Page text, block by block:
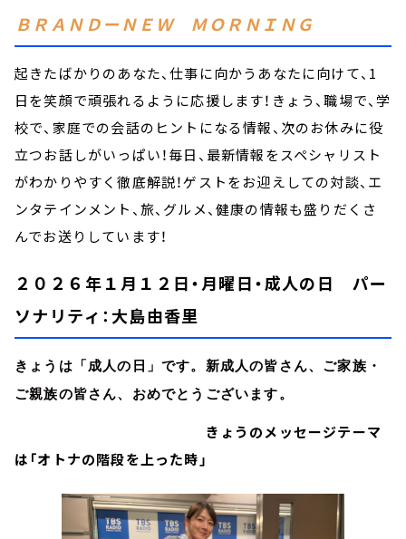
ＢＲＡＮＤーＮＥＷ ＭＯＲＮＩＮＧ
起きたばかりのあなた、仕事に向かうあなたに向けて、1
日を笑顔で頑張れるように応援します！きょう、職場で、学
校で、家庭での会話のヒントになる情報、次のお休みに役
立つお話しがいっぱい！毎日、最新情報をスペシャリスト
がわかりやすく徹底解説！ゲストをお迎えしての対談、エ
ンタテインメント、旅、グルメ、健康の情報も盛りだくさ
んでお送りしています！
２０２６年１月１２日・月曜日・成人の日 パー
ソナリティ：大島由香里
きょうは「成人の日」です。新成人の皆さん、ご家族・
ご親族の皆さん、おめでとうございます。
きょうのメッセージテーマ
は「オトナの階段を上った時」